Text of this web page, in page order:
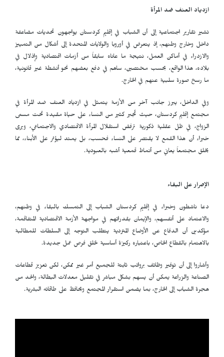
ازدياد العنف ضد المرأة
تشير تقارير اجتماعية إلى أن الشباب في إقليم كردستان يواجهون تحديات مضاعفة
داخل وخارج وطنهم، إذ يتعرض في أوروبا والولايات المتحدة إلى أشكال من التمييز
والازدراء في أماكن العمل، نتيجة ما عاناه سابقاً من أزمات اقتصادية وإذلال في
بلاده، هذا الواقع، بحسب مختصين، ساهم في دفع بعضهم نحو أنشطة غير قانونية،
ما رسخ صورة سلبية عنهم في الخارج.
وفي الداخل، يبرز جانب آخر من الأزمة يتمثل في ازدياد العنف ضد المرأة في
مجتمع إقليم كردستان، حيث تُجبر كثير من النساء على حياة مقيدة تحت مسمى
الزواج، في ظل عقلية ذكورية ترفض استقلال المرأة الاقتصادي والاجتماعي، ويرى
خبراء أن هذا القمع لا يقتصر على النساء فحسب، بل يمتد ليؤثر على الأبناء، مما
يخلق مجتمعاً يعاني من أنماط قمعية أشبه بالعبودية.
الإصرار على البقاء
دعا ناشطون وخبراء في إقليم كردستان الشباب إلى التمسك بالبقاء في وطنهم،
والاعتماد على أنفسهم، والإيمان بقدراتهم في مواجهة الأزمة الاقتصادية المتفاقمة،
مؤكدين أن الدفاع عن الأوضاع المتردية يتطلب التوجه إلى السلطات للمطالبة
بالاهتمام بالقطاع الخاص، باعتباره ركيزة أساسية لخلق فرص عمل جديدة.
وأشاروا إلى أن توفير وظائف برواتب ثابتة للجميع أمر غير ممكن، لكن تعزيز قطاعات
الصناعة والزراعة يمكن أن يسهم بشكل مباشر في تقليل معدلات البطالة، والحد من
هجرة الشباب إلى الخارج، بما يضمن استقرار المجتمع ويحافظ على طاقاته البشرية.